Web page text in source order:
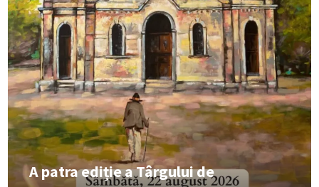
A patra ediție a Târgului de